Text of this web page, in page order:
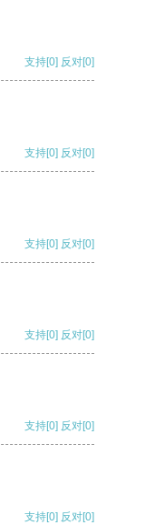
支持[0] 反对[0]
支持[0] 反对[0]
支持[0] 反对[0]
支持[0] 反对[0]
支持[0] 反对[0]
支持[0] 反对[0]